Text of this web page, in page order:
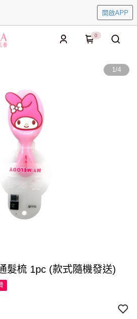
開啟APP
0
1/4
髮梳 1pc (款式隨機發送)